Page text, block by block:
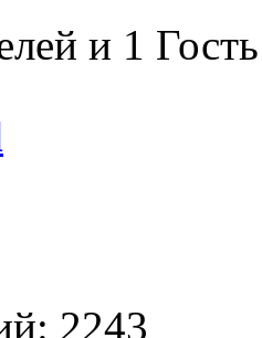
и 1
2243